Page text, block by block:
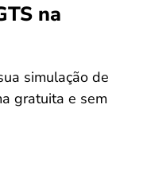
na
simulação de
gratuita e sem